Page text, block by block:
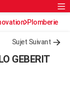
Rechercher
Plomberie
Sujet Suivant
GEBERIT